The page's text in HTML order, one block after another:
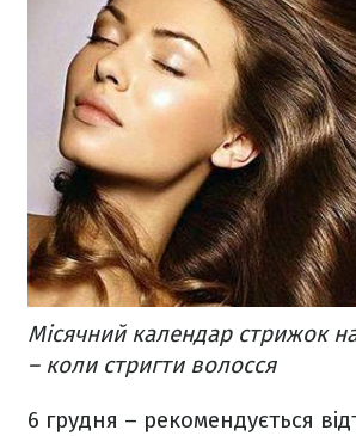
Місячний календар стрижок
– коли стригти волосся
6 грудня – рекомендується